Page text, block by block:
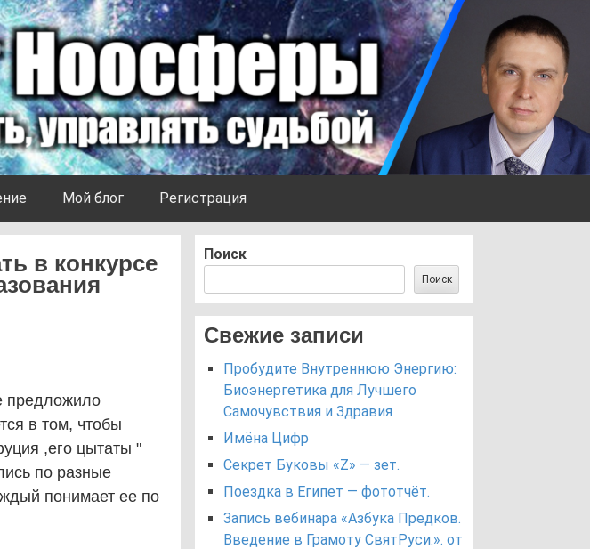
Мой блог Регистрация
в конкурсе
предложило
в том, чтобы
,его цытаты "
по разные
понимает ее по
Поиск
Поиск
Свежие записи
Пробудите Внутреннюю Энергию:
Биоэнергетика для Лучшего
Самочувствия и Здравия
Имёна Цифр
Секрет Буковы «Z» — зет.
Поездка в Египет — фототчёт.
Запись вебинара «Азбука Предков.
Введение в Грамоту СвятРуси.». от